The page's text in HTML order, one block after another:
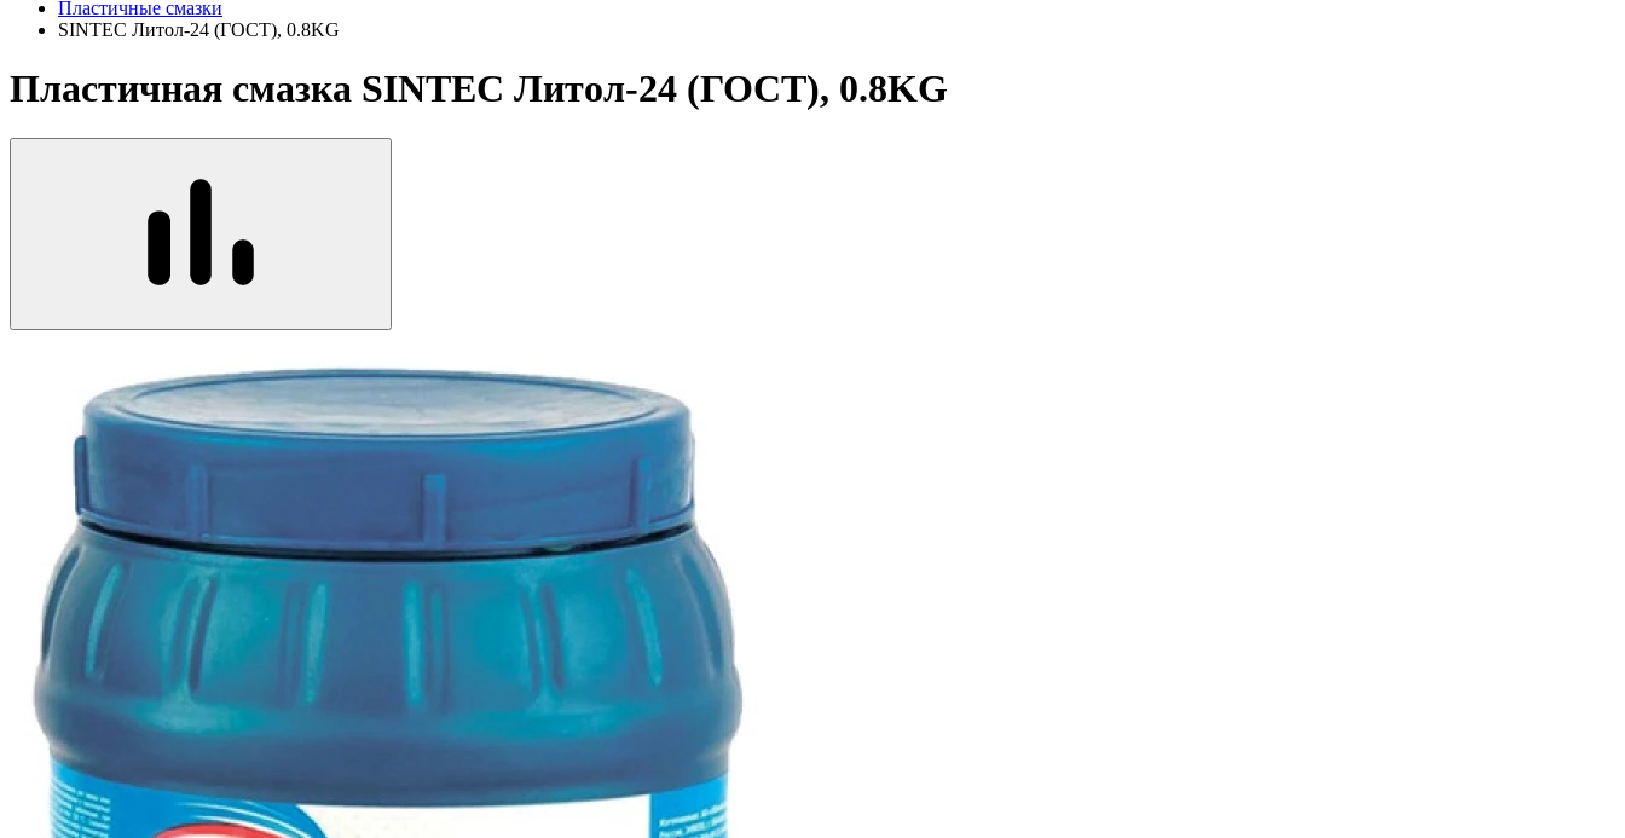
Пластичные смазки
SINTEC Литол-24 (ГОСТ), 0.8KG
Пластичная смазка SINTEC Литол-24 (ГОСТ), 0.8KG